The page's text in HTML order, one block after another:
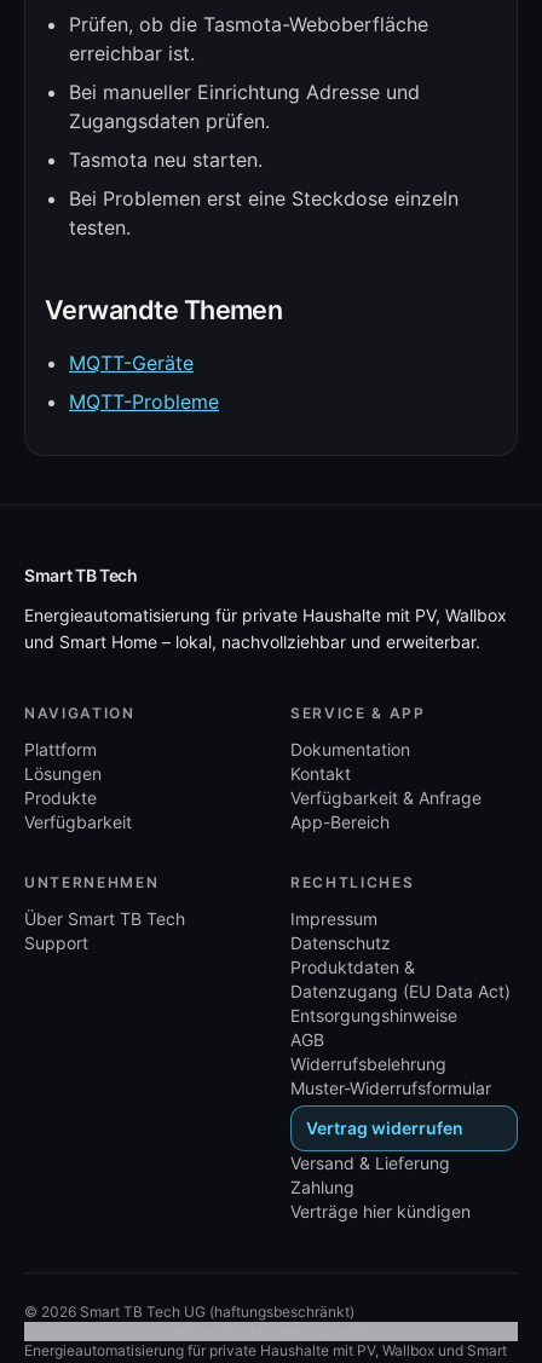
Prüfen, ob die Tasmota-Weboberfläche
erreichbar ist.
Bei manueller Einrichtung Adresse und
Zugangsdaten prüfen.
Tasmota neu starten.
Bei Problemen erst eine Steckdose einzeln
testen.
Verwandte Themen
MQTT-Geräte
MQTT-Probleme
Smart TB Tech
Energieautomatisierung für private Haushalte mit PV, Wallbox
und Smart Home – lokal, nachvollziehbar und erweiterbar.
NAVIGATION
Plattform
Lösungen
Produkte
Verfügbarkeit
SERVICE & APP
Dokumentation
Kontakt
Verfügbarkeit & Anfrage
App-Bereich
UNTERNEHMEN
Über Smart TB Tech
Support
RECHTLICHES
Impressum
Datenschutz
Produktdaten &
Datenzugang (EU Data Act)
Entsorgungshinweise
AGB
Widerrufsbelehrung
Muster-Widerrufsformular
Vertrag widerrufen
Versand & Lieferung
Zahlung
Verträge hier kündigen
© 2026 Smart TB Tech UG (haftungsbeschränkt)
Energieautomatisierung für private Haushalte mit PV, Wallbox und Smart